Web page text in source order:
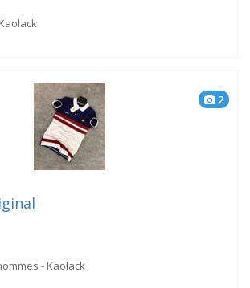
2
- Kaolack